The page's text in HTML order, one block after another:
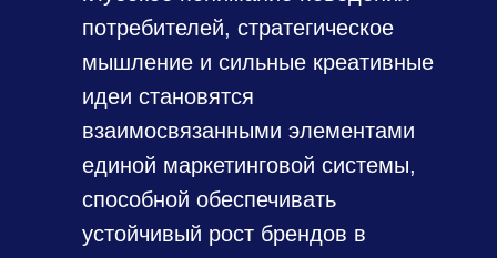
потребителей, стратегическое
мышление и сильные креативные
идеи становятся
взаимосвязанными элементами
единой маркетинговой системы,
способной обеспечивать
устойчивый рост брендов в